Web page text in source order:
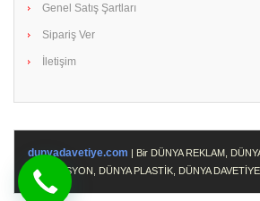
Genel Satış Şartları
Sipariş Ver
İletişim
dunyadavetiye.com | Bir DÜNYA REKLAM,
PROMOSYON, DÜNYA PLASTİK, DÜNYA